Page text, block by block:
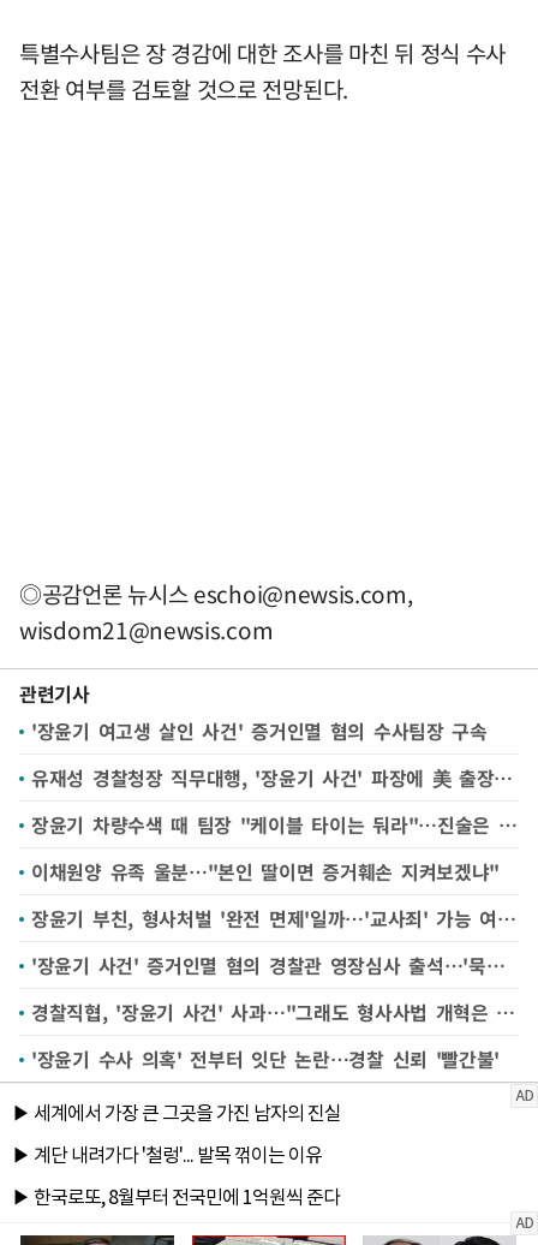
특별수사팀은 장 경감에 대한 조사를 마친 뒤 정식 수사
전환 여부를 검토할 것으로 전망된다.
◎공감언론 뉴시스eschoi@newsis.com,
wisdom21@newsis.com
관련기사
'장윤기 여고생 살인 사건' 증거인멸 혐의 수사팀장 구속
유재성 경찰청장 직무대행, '장윤기 사건' 파장에 美 출장 조기 귀국
장윤기 차량수색 때 팀장 "케이블 타이는 둬라"…진술은 엇갈려
이채원양 유족 울분…"본인 딸이면 증거훼손 지켜보겠냐"
장윤기 부친, 형사처벌 '완전 면제'일까…'교사죄' 가능 여부 주목
'장윤기 사건' 증거인멸 혐의 경찰관 영장심사 출석…'묵묵부답'
경찰직협, '장윤기 사건' 사과…"그래도 형사사법 개혁은 계속돼야"
'장윤기 수사 의혹' 전부터 잇단 논란…경찰 신뢰 '빨간불'